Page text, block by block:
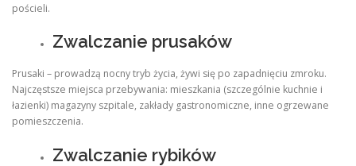
pościeli.
Zwalczanie prusaków
Prusaki – prowadzą nocny tryb życia, żywi się po zapadnięciu zmroku.
Najczęstsze miejsca przebywania: mieszkania (szczególnie kuchnie i
łazienki) magazyny szpitale, zakłady gastronomiczne, inne ogrzewane
pomieszczenia.
Zwalczanie rybików